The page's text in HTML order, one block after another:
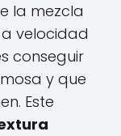
la mezcla
velocidad
conseguir
y que
Este